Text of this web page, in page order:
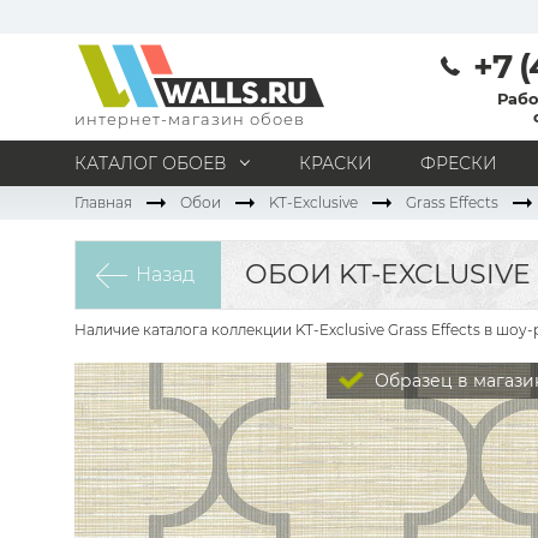
интернет-магазин обоев
+7
КАТАЛОГ ОБОЕВ КРАСКИ ФРЕСКИ
МАТЕРИАЛ
Под покраску
Натуральные
Флизелиновые
Виниловые
Бумажные
Текстильные
ПОМЕЩЕНИЕ
Кабинет
Коридор Офис
Гостиная
Спальня
Детская Кухня
Прихожая
Все типы помещений
Главная Обои KT-Exclusive Grass Effects
Назад ОБОИ KT-EXCLUSIVE
Наличие каталога коллекции KT-Exclusive Grass Effects в
Образец в